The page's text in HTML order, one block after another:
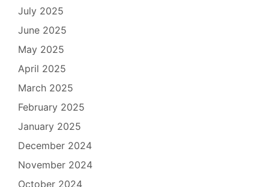
July 2025
June 2025
May 2025
April 2025
March 2025
February 2025
January 2025
December 2024
November 2024
October 2024